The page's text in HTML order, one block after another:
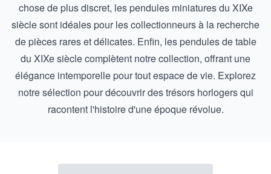
chose de plus discret, les pendules miniatures du XIXe
siècle sont idéales pour les collectionneurs à la recherche
de pièces rares et délicates. Enfin, les pendules de table
du XIXe siècle complètent notre collection, offrant une
élégance intemporelle pour tout espace de vie. Explorez
notre sélection pour découvrir des trésors horlogers qui
racontent l'histoire d'une époque révolue.